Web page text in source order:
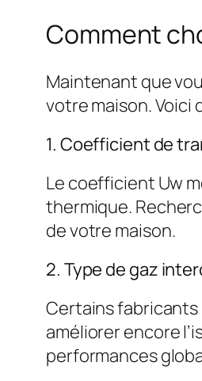
Comment
Maintenant que
votre maison. Voici
1. Coefficient de
Le coefficient Uw
thermique.
de votre maison.
2. Type de gaz
Certains fabricants
améliorer encore
performances